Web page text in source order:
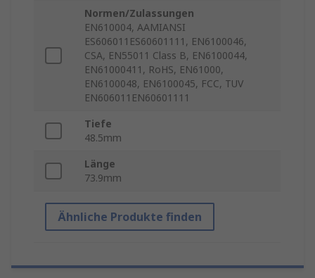
Normen/Zulassungen
EN610004, AAMIANSI
ES606011ES60601111, EN6100046,
CSA, EN55011 Class B, EN6100044,
EN61000411, RoHS, EN61000,
EN6100048, EN6100045, FCC, TUV
EN606011EN60601111
Tiefe
48.5mm
Länge
73.9mm
Ähnliche Produkte finden